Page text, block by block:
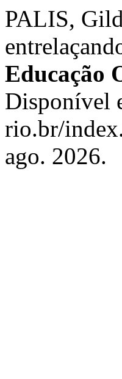
PALIS,
Educação
Disponível
rio.br/
ago. 2026.